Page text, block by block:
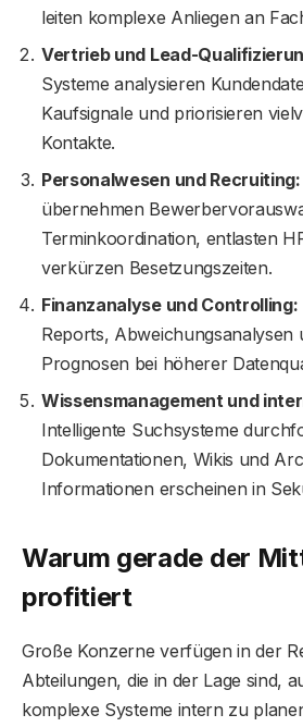
leiten komplexe Anliegen an
Vertrieb und Lead-
Systeme analysieren
Kaufsignale und priorisieren
Kontakte.
Personalwesen und Recruiting:
übernehmen
Terminkoordination, entlasten
verkürzen Besetzungszeiten.
Finanzanalyse und Controlling:
Reports, Abweichungsanalysen
Prognosen bei höherer
Wissensmanagement und
Intelligente Suchsysteme
Dokumentationen, Wikis und
Informationen erscheinen in
Warum gerade der
profitiert
Große Konzerne verfügen in der
Abteilungen, die in der Lage sind,
komplexe Systeme intern zu